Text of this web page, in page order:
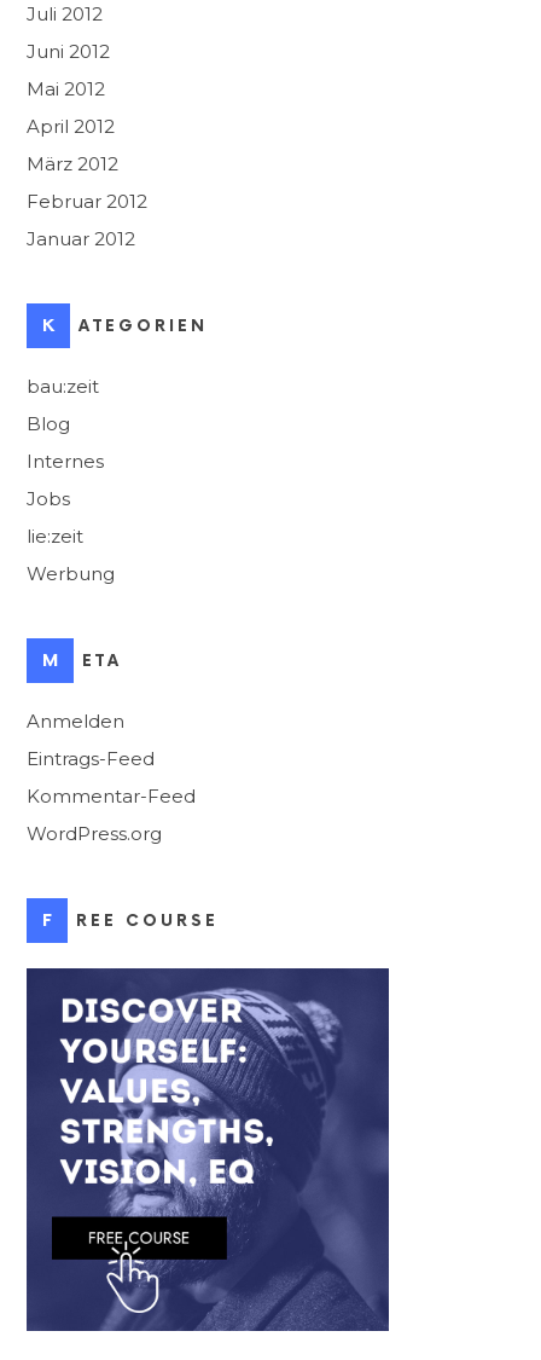
Juli 2012
Juni 2012
Mai 2012
April 2012
März 2012
Februar 2012
Januar 2012
KATEGORIEN
bau:zeit
Blog
Internes
Jobs
lie:zeit
Werbung
META
Anmelden
Eintrags-Feed
Kommentar-Feed
WordPress.org
FREE COURSE